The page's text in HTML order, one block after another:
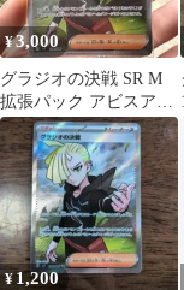
¥3,000
グラジオの決戦 SR M
拡張パック アビスアイ
キラ 109/081
¥ 1,200